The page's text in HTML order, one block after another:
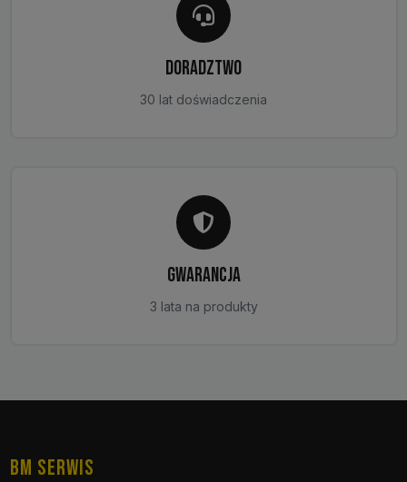
DORADZTWO
30 lat doświadczenia
GWARANCJA
3 lata na produkty
BM SERWIS